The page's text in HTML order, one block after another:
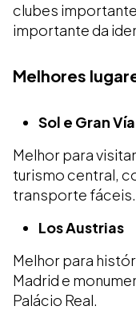
clubes
importante da
Melhores
Sol e Gran Vía
Melhor para
turismo central,
transporte fáceis.
Los Austrias
Melhor para
Madrid e
Palácio Real.